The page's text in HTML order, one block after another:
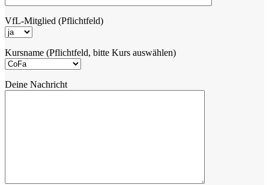
VfL-Mitglied (Pflichtfeld)
Kursname (Pflichtfeld, bitte Kurs auswählen)
Deine Nachricht